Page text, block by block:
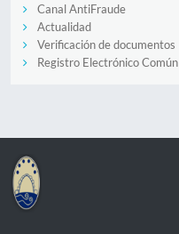
Canal AntiFraude
Actualidad
Verificación de documentos
Registro Electrónico Común